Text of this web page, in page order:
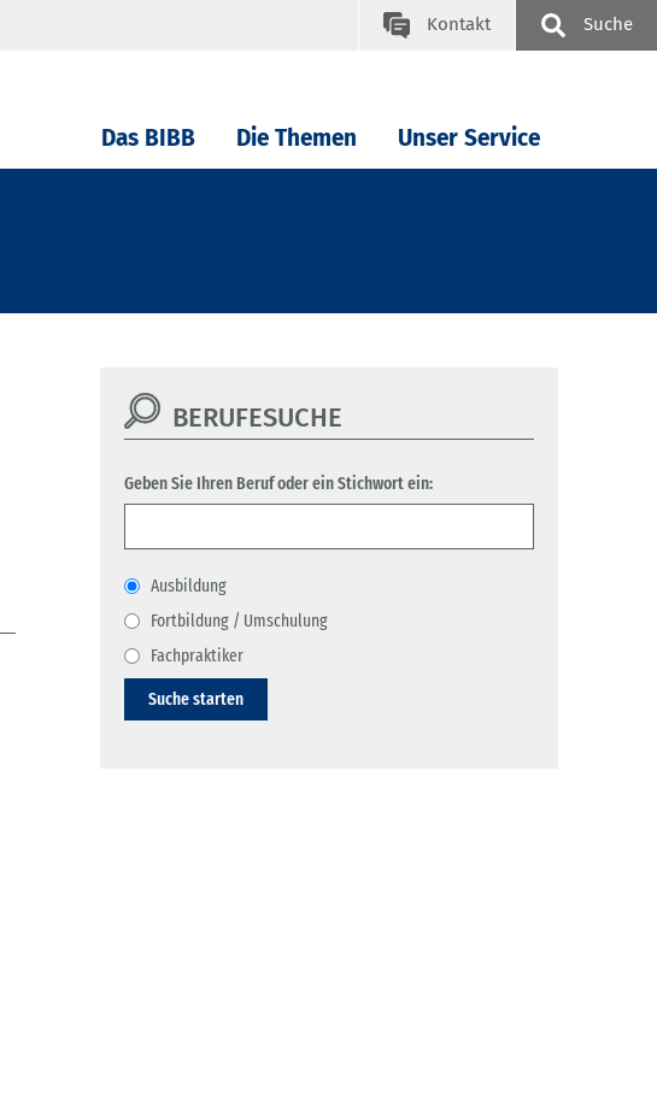
Kontakt Suche
Das BIBB Die Themen Unser Service
BERUFESUCHE
Geben Sie Ihren Beruf oder ein Stichwort ein:
Ausbildung
Fortbildung / Umschulung
Fachpraktiker
Suche starten